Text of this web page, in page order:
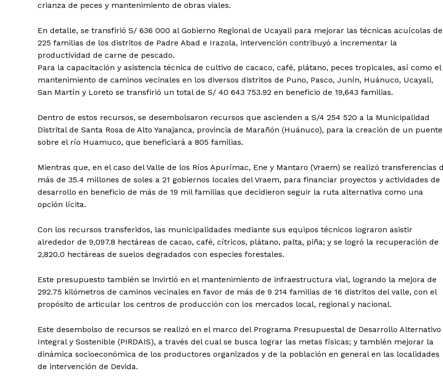
Diario los Andes
Prensa
crianza de peces y mantenimiento de obras viales.
En detalle, se transfirió S/ 636 000 al Gobierno Regional de Ucayali para mejorar las técnicas acuícolas de
225 familias de los distritos de Padre Abad e Irazola, intervención contribuyó a incrementar la
productividad de carne de pescado.
Para la capacitación y asistencia técnica de cultivo de cacaco, café, plátano, peces tropicales, así como el
mantenimiento de caminos vecinales en los diversos distritos de Puno, Pasco, Junín, Huánuco, Ucayali,
San Martín y Loreto se transfirió un total de S/ 40 643 753.92 en beneficio de 19,643 familias.
Dentro de estos recursos, se desembolsaron recursos que ascienden a S/4 254 520 a la Municipalidad
Distrital de Santa Rosa de Alto Yanajanca, provincia de Marañón (Huánuco), para la creación de un puente
sobre el río Huamuco, que beneficiará a 805 familias.
Mientras que, en el caso del Valle de los Ríos Apurímac, Ene y Mantaro (Vraem) se realizó transferencias
más de 35.4 millones de soles a 21 gobiernos locales del Vraem, para financiar proyectos y actividades de
desarrollo en beneficio de más de 19 mil familias que decidieron seguir la ruta alternativa como una
opción lícita.
Con los recursos transferidos, las municipalidades mediante sus equipos técnicos lograron asistir
alrededor de 9,097.8 hectáreas de cacao, café, cítricos, plátano, palta, piña; y se logró la recuperación de
2,820.0 hectáreas de suelos degradados con especies forestales.
Este presupuesto también se invirtió en el mantenimiento de infraestructura vial, logrando la mejora de
292.75 kilómetros de caminos vecinales en favor de más de 9 214 familias de 16 distritos del valle, con el
propósito de articular los centros de producción con los mercados local, regional y nacional.
Este desembolso de recursos se realizó en el marco del Programa Presupuestal de Desarrollo Alternativo
Integral y Sostenible (PIRDAIS), a través del cual se busca lograr las metas físicas; y también mejorar la
dinámica socioeconómica de los productores organizados y de la población en general en las localidades
de intervención de Devida.